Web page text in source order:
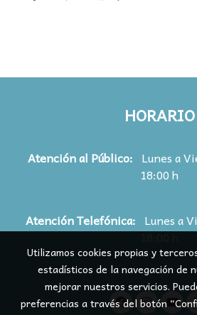
HORARIO
Atención al Público: Lunes a
18:00 h
AtenciónTelefónica: Lunes a
18:00 h
Utilizamos cookies propias y
estadísticos de la navegación de
mejorar nuestros servicios.
preferencias a través del botón